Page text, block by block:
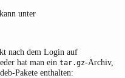
unter
nach dem Login auf
hat man ein tar.gz-Archiv,
Pakete enthalten: